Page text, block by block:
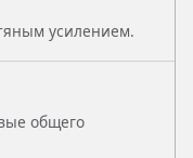
усилением.
общего